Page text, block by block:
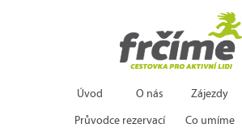
Úvod O nás Zájezdy
Průvodce rezervací Co umíme